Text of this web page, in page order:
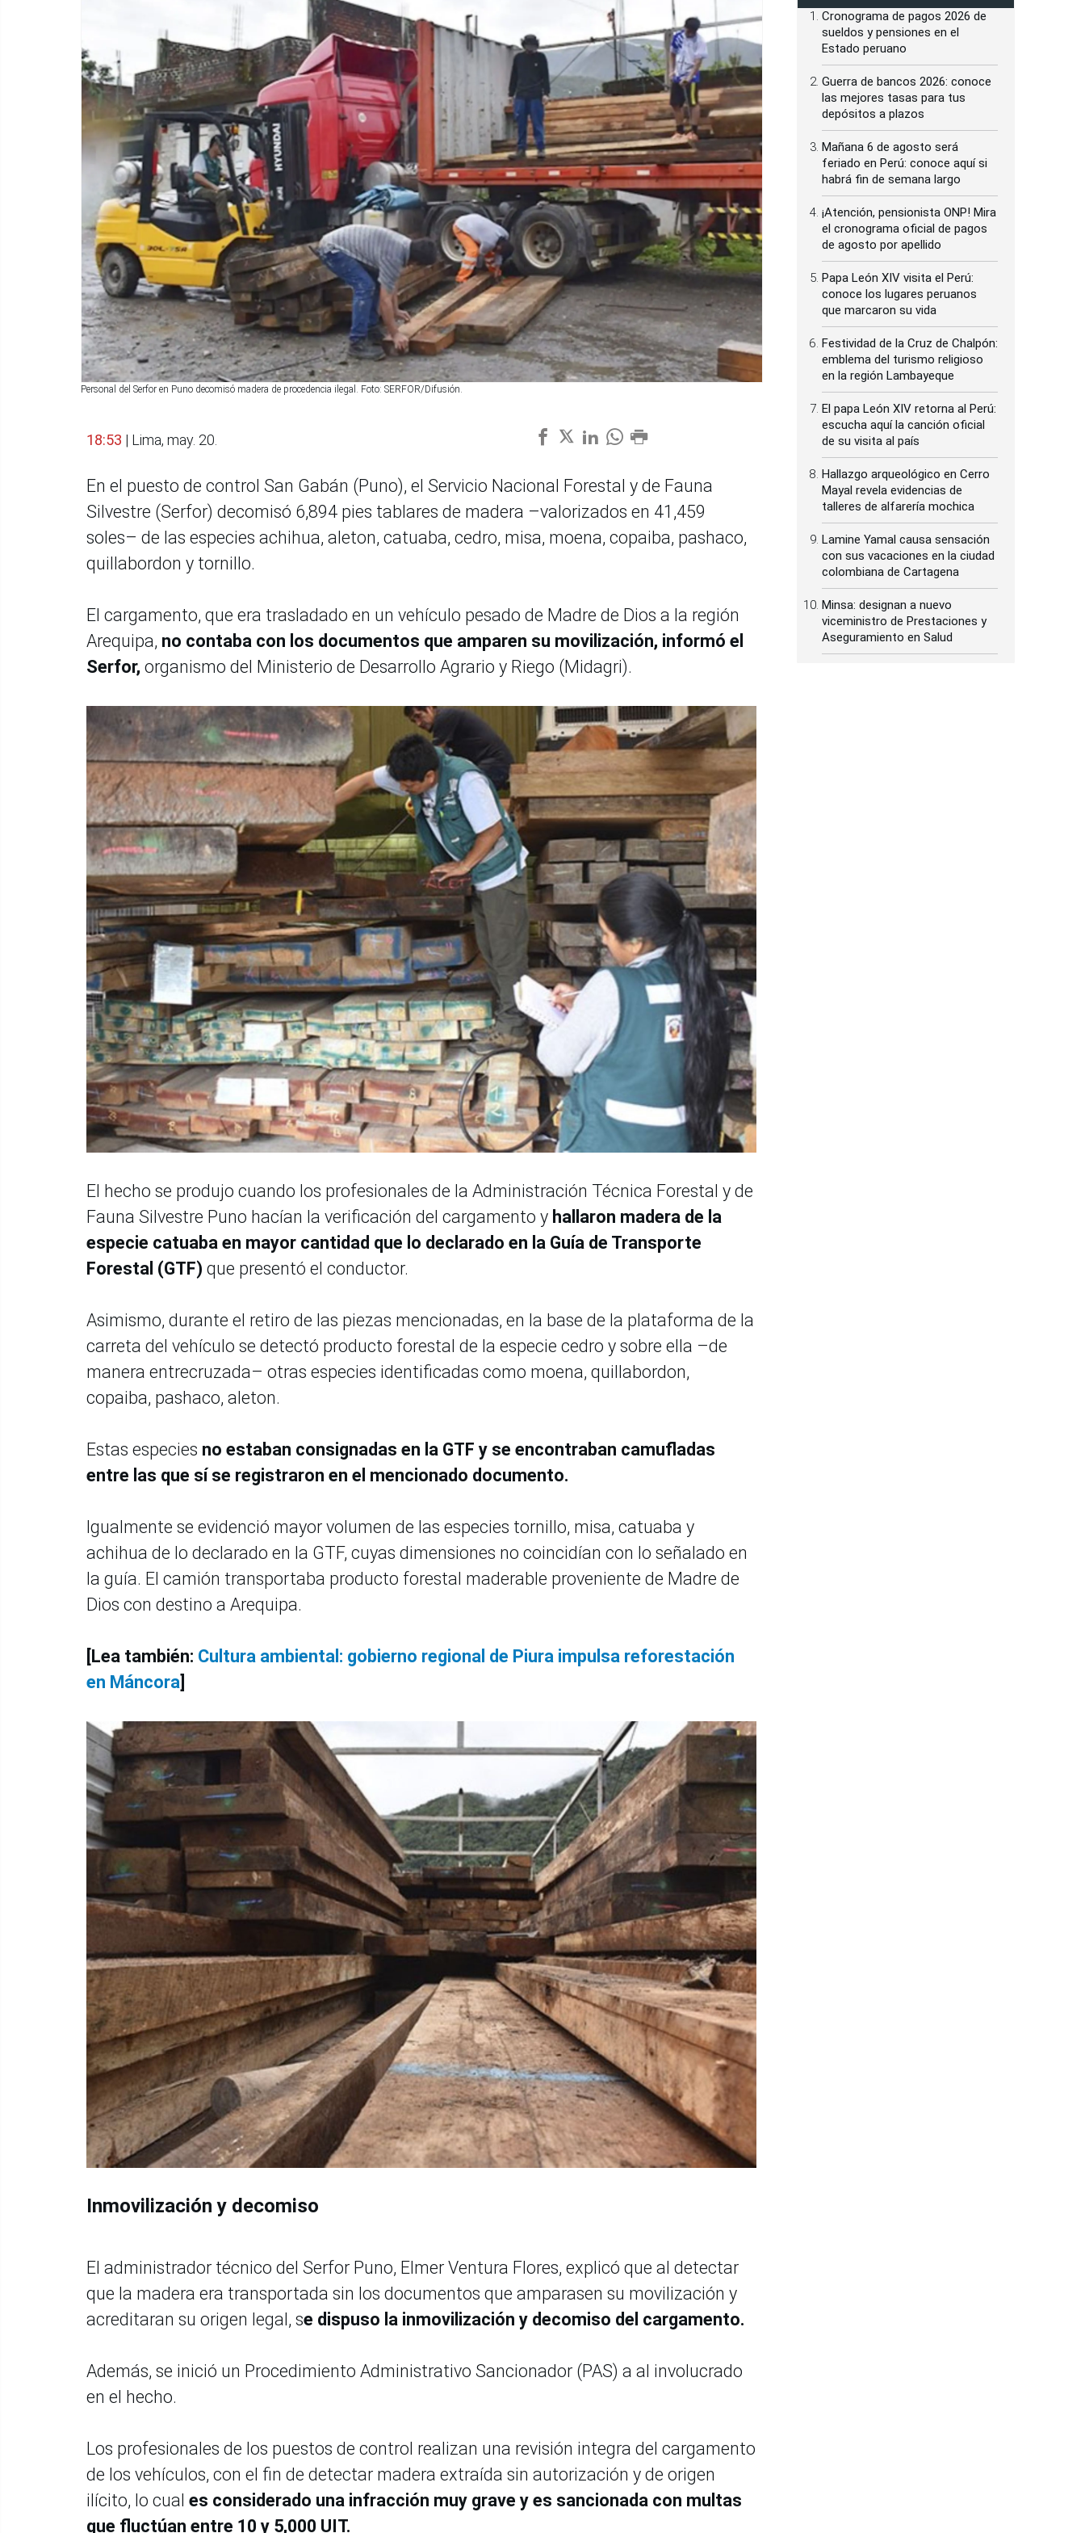
Personal del Serfor en Puno decomisó madera de procedencia ilegal. Foto: SERFOR/Difusión.
18:53 | Lima, may. 20.
En el puesto de control San Gabán (Puno), el Servicio Nacional Forestal y de Fauna
Silvestre (Serfor) decomisó 6,894 pies tablares de madera –valorizados en 41,459
soles– de las especies achihua, aleton, catuaba, cedro, misa, moena, copaiba, pashaco,
quillabordon y tornillo.
El cargamento, que era trasladado en un vehículo pesado de Madre de Dios a la región
Arequipa, no contaba con los documentos que amparen su movilización, informó el
Serfor, organismo del Ministerio de Desarrollo Agrario y Riego (Midagri).
El hecho se produjo cuando los profesionales de la Administración Técnica Forestal y de
Fauna Silvestre Puno hacían la verificación del cargamento y hallaron madera de la
especie catuaba en mayor cantidad que lo declarado en la Guía de Transporte
Forestal (GTF) que presentó el conductor.
Asimismo, durante el retiro de las piezas mencionadas, en la base de la plataforma de la
carreta del vehículo se detectó producto forestal de la especie cedro y sobre ella –de
manera entrecruzada– otras especies identificadas como moena, quillabordon,
copaiba, pashaco, aleton.
Estas especies no estaban consignadas en la GTF y se encontraban camufladas
entre las que sí se registraron en el mencionado documento.
Igualmente se evidenció mayor volumen de las especies tornillo, misa, catuaba y
achihua de lo declarado en la GTF, cuyas dimensiones no coincidían con lo señalado en
la guía. El camión transportaba producto forestal maderable proveniente de Madre de
Dios con destino a Arequipa.
[Lea también: Cultura ambiental: gobierno regional de Piura impulsa reforestación
en Máncora]
Inmovilización y decomiso
El administrador técnico del Serfor Puno, Elmer Ventura Flores, explicó que al detectar
que la madera era transportada sin los documentos que amparasen su movilización y
acreditaran su origen legal, se dispuso la inmovilización y decomiso del cargamento.
Además, se inició un Procedimiento Administrativo Sancionador (PAS) a al involucrado
en el hecho.
Los profesionales de los puestos de control realizan una revisión integra del cargamento
de los vehículos, con el fin de detectar madera extraída sin autorización y de origen
ilícito, lo cual es considerado una infracción muy grave y es sancionada con multas
que fluctúan entre 10 y 5,000 UIT.
Cronograma de pagos 2026 de
sueldos y pensiones en el
Estado peruano
Guerra de bancos 2026: conoce
las mejores tasas para tus
depósitos a plazos
Mañana 6 de agosto será
feriado en Perú: conoce aquí si
habrá fin de semana largo
¡Atención, pensionista ONP! Mira
el cronograma oficial de pagos
de agosto por apellido
Papa León XIV visita el Perú:
conoce los lugares peruanos
que marcaron su vida
Festividad de la Cruz de Chalpón:
emblema del turismo religioso
en la región Lambayeque
El papa León XIV retorna al Perú:
escucha aquí la canción oficial
de su visita al país
Hallazgo arqueológico en Cerro
Mayal revela evidencias de
talleres de alfarería mochica
Lamine Yamal causa sensación
con sus vacaciones en la ciudad
colombiana de Cartagena
Minsa: designan a nuevo
viceministro de Prestaciones y
Aseguramiento en Salud